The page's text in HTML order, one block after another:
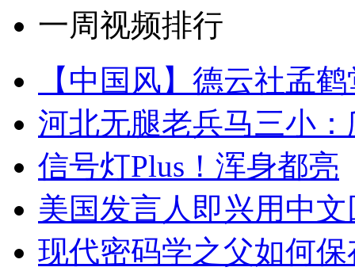
一周视频排行
【中国风】德云社孟
河北无腿老兵马三小
信号灯Plus！浑身都亮
美国发言人即兴用中
现代密码学之父如何